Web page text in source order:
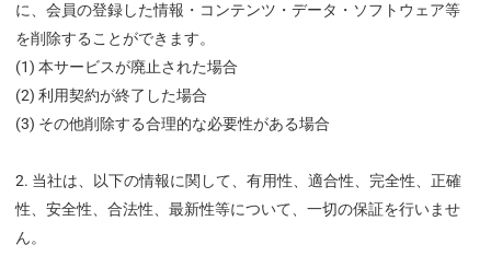
に、会員の登録した情報・コンテンツ・データ・ソフトウェア等
を削除することができます。
(1) 本サービスが廃止された場合
(2) 利用契約が終了した場合
(3) その他削除する合理的な必要性がある場合
当社は、以下の情報に関して、有用性、適合性、完全性、正確
性、安全性、合法性、最新性等について、一切の保証を行いませ
ん。